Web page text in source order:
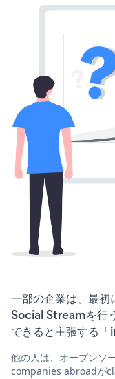
一部の企業は、最
Social Streamを行
できると主張する
他の人は、オープンソ
companies abroadが